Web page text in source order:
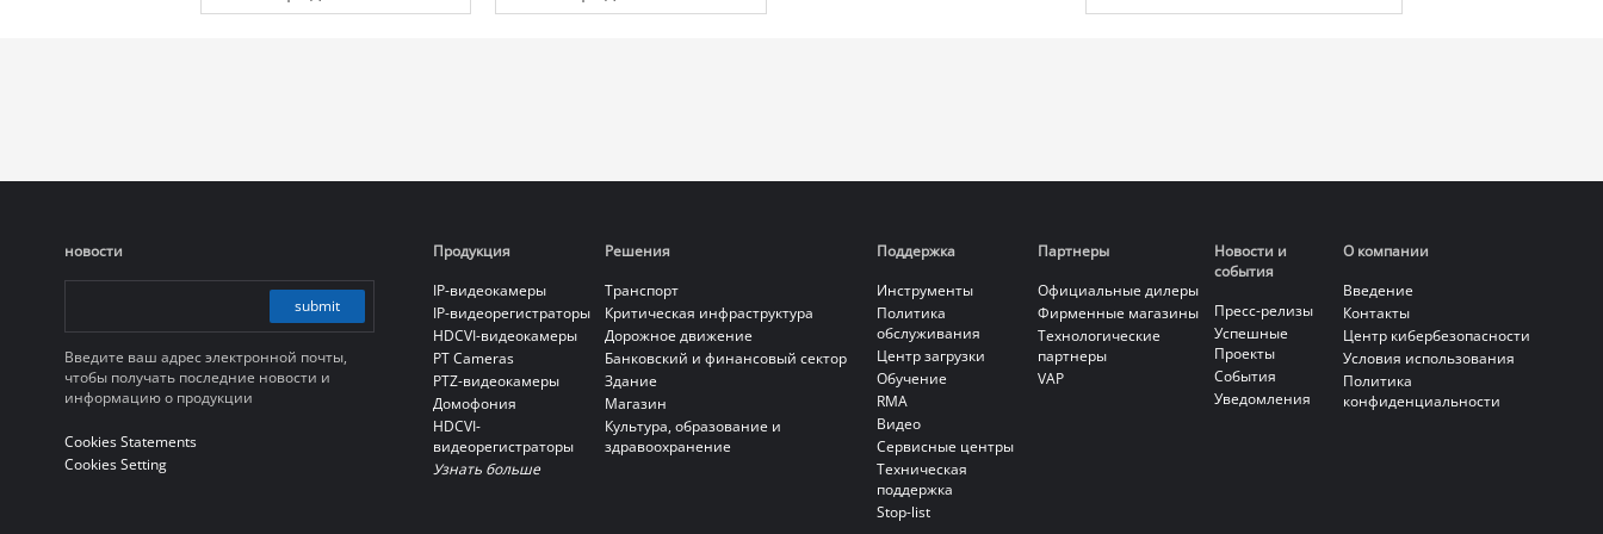
цифровой
цифровой
новости
submit
Введите ваш адрес электронной почты,
чтобы получать последние новости и
информацию о продукции
Cookies Statements
Cookies Setting
Продукция
IP-видеокамеры
IP-видеорегистраторы
HDCVI-видеокамеры
PT Cameras
PTZ-видеокамеры
Домофония
HDCVI-
видеорегистраторы
Узнать больше
Решения
Транспорт
Критическая инфраструктура
Дорожное движение
Банковский и финансовый сектор
Здание
Магазин
Культура, образование и
здравоохранение
Поддержка
Инструменты
Политика
обслуживания
Центр загрузки
Обучение
RMA
Видео
Сервисные центры
Техническая
поддержка
Stop-list
Партнеры
Официальные дилеры
Фирменные магазины
Технологические
партнеры
VAP
Новости и
события
Пресс-релизы
Успешные
Проекты
События
Уведомления
О компании
Введение
Контакты
Центр кибербезопасности
Условия использования
Политика
конфиденциальности